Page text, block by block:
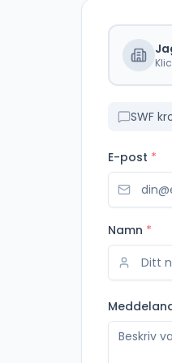
SWF
E-post *
Namn *